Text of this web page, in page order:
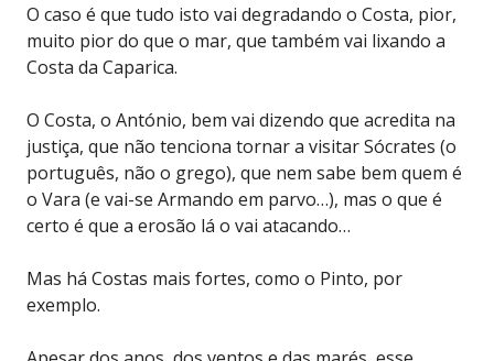
O caso é que tudo isto vai degradando o Costa, pior,
muito pior do que o mar, que também vai lixando a
Costa da Caparica.
O Costa, o António, bem vai dizendo que acredita na
justiça, que não tenciona tornar a visitar Sócrates (o
português, não o grego), que nem sabe bem quem é
o Vara (e vai-se Armando em parvo…), mas o que é
certo é que a erosão lá o vai atacando…
Mas há Costas mais fortes, como o Pinto, por
exemplo.